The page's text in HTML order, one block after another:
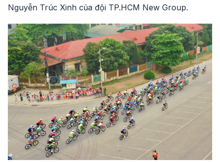
Nguyễn Trúc Xinh của đội TP.HCM New Group.